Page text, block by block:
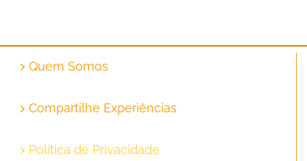
Quem Somos
Compartilhe Experiências
Política de Privacidade